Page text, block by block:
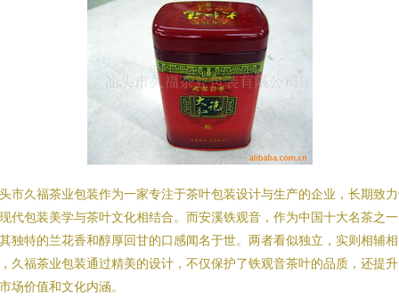
市久福茶业包装作为一家专注于茶叶包装设计与生产的企业，长期致
代包装美学与茶叶文化相结合。而安溪铁观音，作为中国十大名茶之
独特的兰花香和醇厚回甘的口感闻名于世。两者看似独立，实则相辅相
久福茶业包装通过精美的设计，不仅保护了铁观音茶叶的品质，还提
场价值和文化内涵。